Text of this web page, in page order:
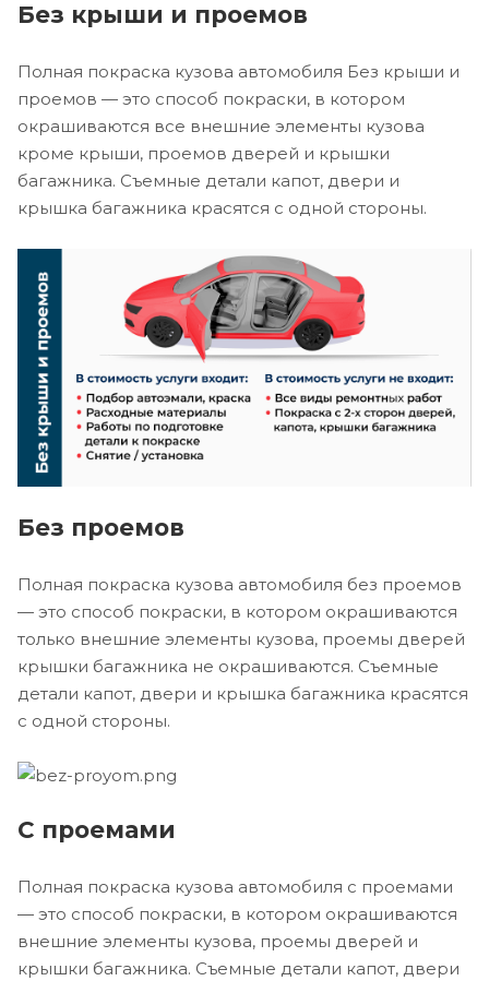
Без крыши и проемов
Полная покраска кузова автомобиля Без крыши и
проемов — это способ покраски, в котором
окрашиваются все внешние элементы кузова
кроме крыши, проемов дверей и крышки
багажника. Съемные детали капот, двери и
крышка багажника красятся с одной стороны.
Без проемов
Полная покраска кузова автомобиля без проемов
— это способ покраски, в котором окрашиваются
только внешние элементы кузова, проемы дверей
крышки багажника не окрашиваются. Съемные
детали капот, двери и крышка багажника красятся
с одной стороны.
С проемами
Полная покраска кузова автомобиля с проемами
— это способ покраски, в котором окрашиваются
внешние элементы кузова, проемы дверей и
крышки багажника. Съемные детали капот, двери